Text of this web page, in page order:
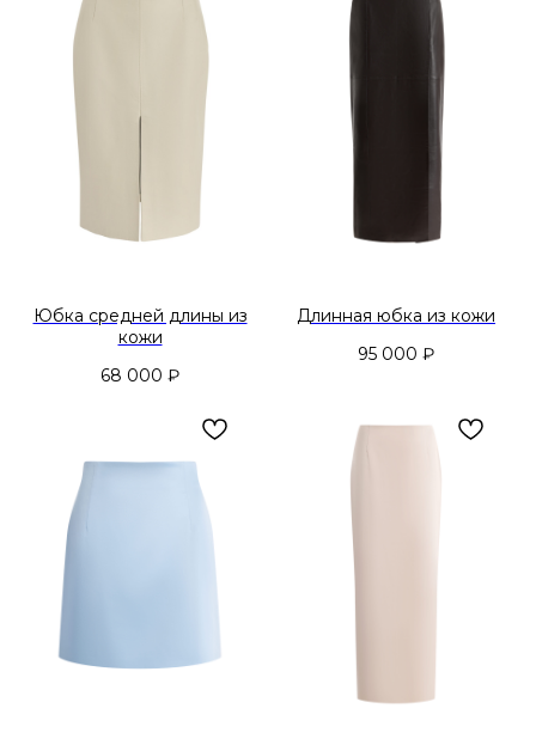
Юбка средней длины из
кожи
68 000 ₽
Длинная юбка из кожи
95 000 ₽